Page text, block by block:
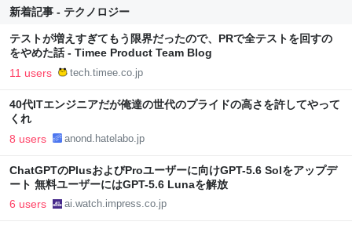
新着記事 - テクノロジー
テストが増えすぎてもう限界だったので、PRで全テストを回すの
をやめた話 - Timee Product Team Blog
11 users tech.timee.co.jp
40代ITエンジニアだが俺達の世代のプライドの高さを許してやって
くれ
8 users anond.hatelabo.jp
ChatGPTのPlusおよびProユーザーに向けGPT-5.6 Solをアップデ
ート 無料ユーザーにはGPT-5.6 Lunaを解放
6 users ai.watch.impress.co.jp